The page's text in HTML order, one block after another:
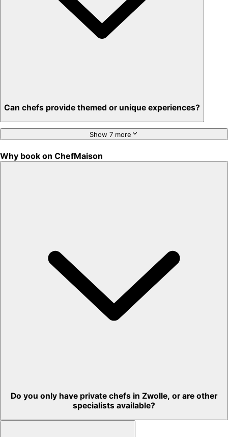
Can chefs provide themed or unique experiences?
Show 7 more
Why book on ChefMaison
Do you only have private chefs in Zwolle, or are other
specialists available?